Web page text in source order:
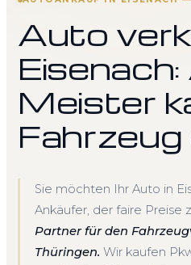
Auto
Meister
Sie möchten Ihr Auto in
Ankäufer, der faire Preise
Partner für den
Thüringen. Wir kaufen